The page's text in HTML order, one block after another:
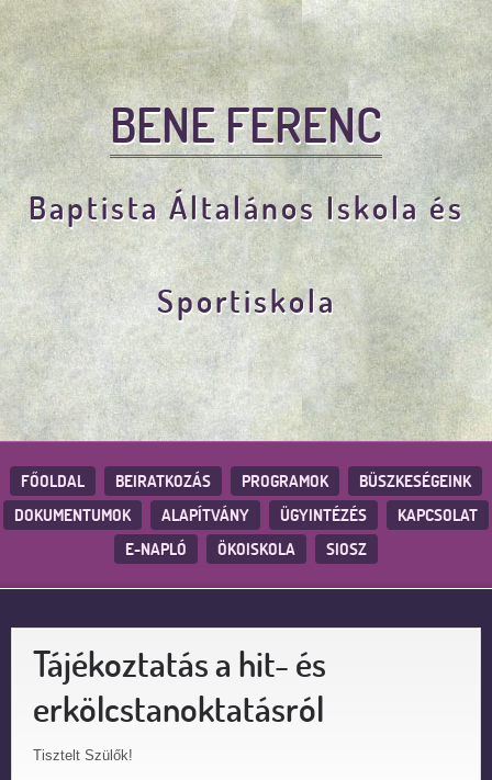
BENE FERENC
Baptista Általános Iskola és
Sportiskola
FŐOLDAL BEIRATKOZÁS PROGRAMOK
BÜSZKESÉGEINK
DOKUMENTUMOK
ALAPÍTVÁNY ÜGYINTÉZÉS
KAPCSOLAT
E-NAPLÓ
ÖKOISKOLA SIOSZ
Tájékoztatás a hit- és
erkölcstanoktatásról
Tisztelt Szülők!